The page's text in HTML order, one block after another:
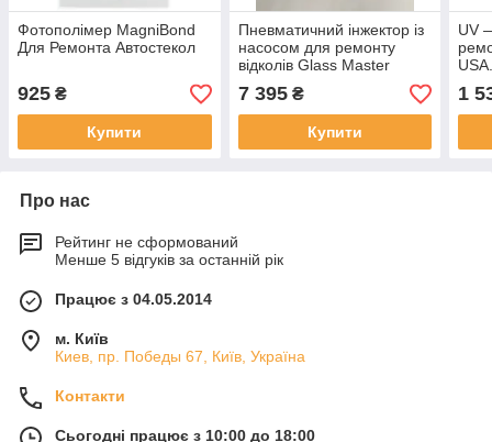
Фотополімер MagniBond
Для Ремонта Автостекол
925 ₴
Купити
Пневматичний інжектор із
насосом для ремонту
відколів Glass Master
фірми Trotech USA
7 395₴
Купити
UV
1
Про нас
Рейтинг не сформований
Менше 5 відгуків за останній рік
Працює з 04.05.2014
м. Київ
Киев, пр. Победы 67, Київ, Україна
Контакти
Сьогодні працює з 10:00 до 18:00